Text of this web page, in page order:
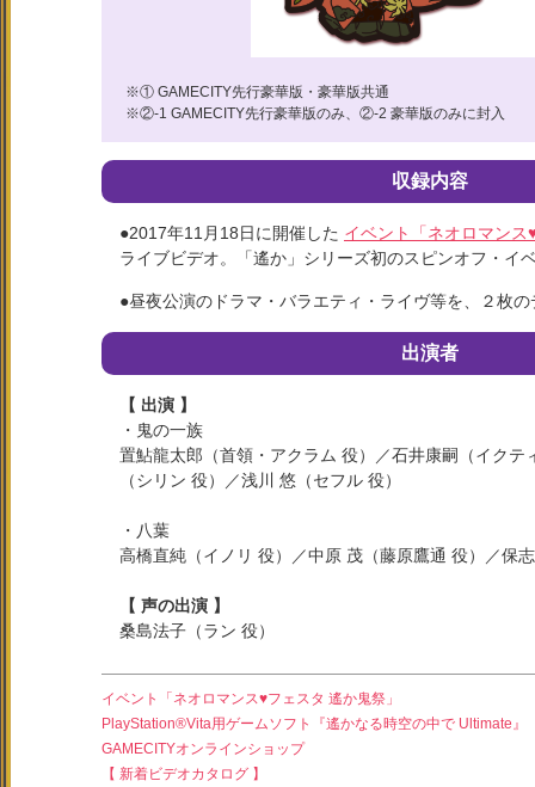
※① GAMECITY先行豪華版・豪華版共通
※②-1 GAMECITY先行豪華版のみ、②-2 豪華版のみに封入
収録内容
●2017年11月18日に開催した イベント「ネオロマン
ライブビデオ。「遙か」シリーズ初のスピンオフ・イ
●昼夜公演のドラマ・バラエティ・ライヴ等を、２枚
出演者
【 出演 】
・鬼の一族
置鮎龍太郎（首領・アクラム 役）／石井康嗣（イクテ
（シリン 役）／浅川 悠（セフル 役）
・八葉
高橋直純（イノリ 役）／中原 茂（藤原鷹通 役）／保
【 声の出演 】
桑島法子（ラン 役）
イベント「ネオロマンス♥フェスタ 遙か鬼祭」
PlayStation®Vita用ゲームソフト『遙かなる時空の中で Ultimate』
GAMECITYオンラインショップ
【 新着ビデオカタログ 】